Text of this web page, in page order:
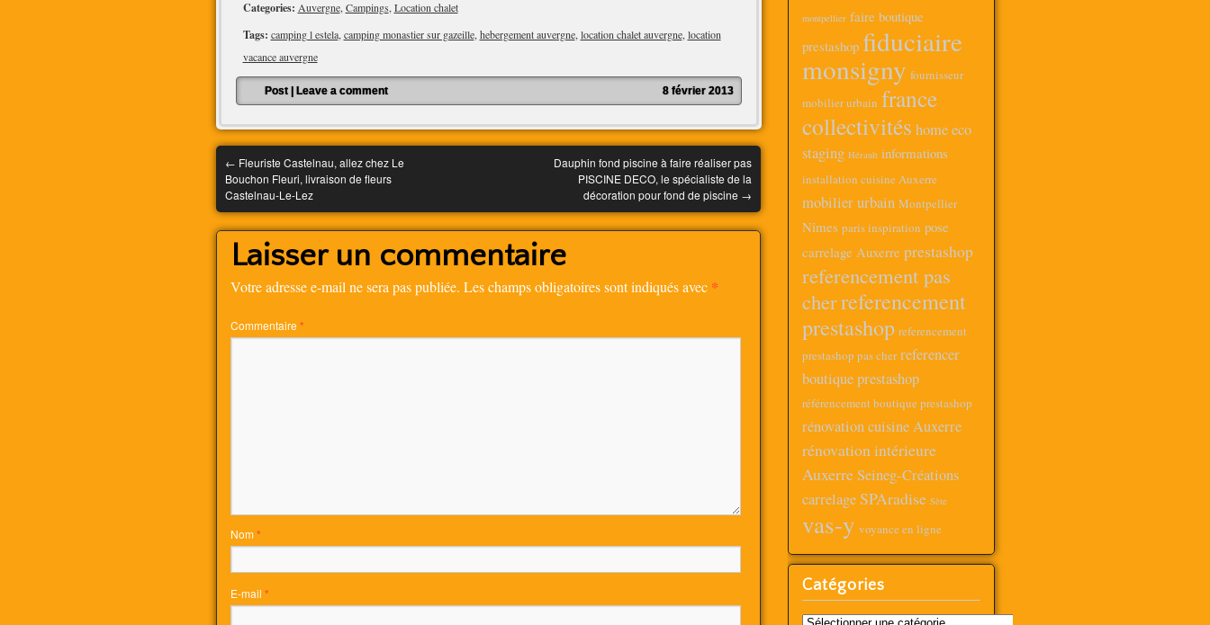
Categories: Auvergne, Campings, Location chalet
Tags: camping l estela, camping monastier sur gazeille, hebergement auvergne, location chalet auvergne, location
vacance auvergne
Post Leave a comment 8 février 2013
← Fleuriste Castelnau, allez chez Le
Bouchon Fleuri, livraison de fleurs
Castelnau-Le-Lez
Dauphin fond piscine à faire réaliser pas
PISCINE DECO, le spécialiste de la
décoration pour fond de piscine →
Laisser un commentaire
Votre adresse e-mail ne sera pas publiée. Les champs obligatoires sont indiqués avec *
Commentaire *
Nom*
E-mail *
montpellier faire boutique
prestashop fiduciaire
monsigny fournisseur
mobilier urbain france
collectivités home eco
staging Hérault informations
installation cuisine Auxerre
mobilier urbain Montpellier
Nîmes paris inspiration pose
carrelage Auxerre prestashop
referencement pas
cherreferencement
prestashop referencement
prestashop pas cher referencer
boutique prestashop
référencement boutique prestashop
rénovation cuisine Auxerre
rénovation intérieure
Auxerre Seineg-Créations
carrelage SPAradise Sète
vas-y voyance en ligne
Catégories